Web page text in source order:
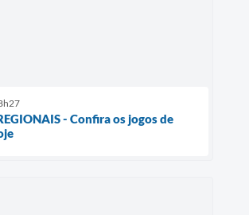
- Confira os jogos de